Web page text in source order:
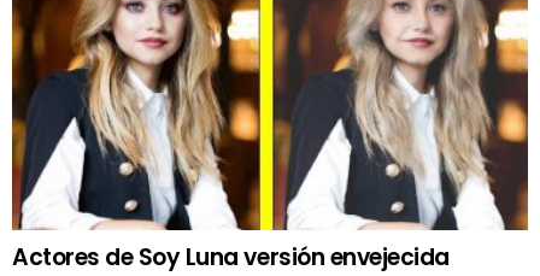
Actores de Soy Luna versión envejecida